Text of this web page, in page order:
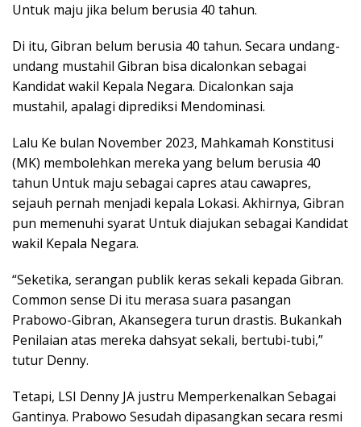
Untuk maju jika belum berusia 40 tahun.
Di itu, Gibran belum berusia 40 tahun. Secara undang-
undang mustahil Gibran bisa dicalonkan sebagai
Kandidat wakil Kepala Negara. Dicalonkan saja
mustahil, apalagi diprediksi Mendominasi.
Lalu Ke bulan November 2023, Mahkamah Konstitusi
(MK) membolehkan mereka yang belum berusia 40
tahun Untuk maju sebagai capres atau cawapres,
sejauh pernah menjadi kepala Lokasi. Akhirnya, Gibran
pun memenuhi syarat Untuk diajukan sebagai Kandidat
wakil Kepala Negara.
“Seketika, serangan publik keras sekali kepada Gibran.
Common sense Di itu merasa suara pasangan
Prabowo-Gibran, Akansegera turun drastis. Bukankah
Penilaian atas mereka dahsyat sekali, bertubi-tubi,”
tutur Denny.
Tetapi, LSI Denny JA justru Memperkenalkan Sebagai
Gantinya. Prabowo Sesudah dipasangkan secara resmi